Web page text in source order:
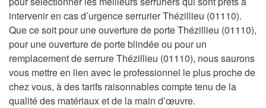
intervenir en cas d’urgence serrurier Thézillieu (01110).
Que ce soit pour une ouverture de porte Thézillieu (01110),
pour une ouverture de porte blindée ou pour un
remplacement de serrure Thézillieu (01110), nous saurons
vous mettre en lien avec le professionnel le plus proche de
chez vous, à des tarifs raisonnables compte tenu de la
qualité des matériaux et de la main d’œuvre.